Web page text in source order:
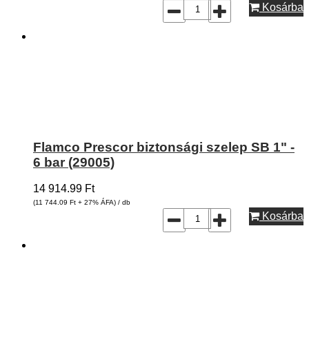
Kosárba
Flamco Prescor biztonsági szelep SB 1" -
6 bar (29005)
14 914.99 Ft
(11 744.09 Ft + 27% ÁFA) / db
Kosárba